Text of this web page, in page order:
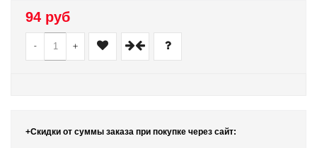
94 руб
- +
+Скидки от суммы заказа при покупке через сайт: